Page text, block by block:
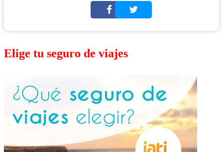
Elige tu seguro de viajes